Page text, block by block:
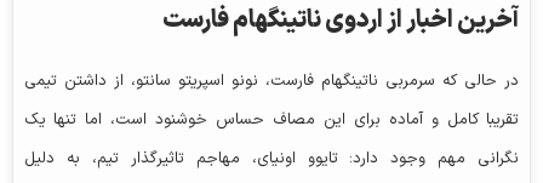
آخرین اخبار از اردوی ناتینگهام فارست
در حالی که سرمربی ناتینگهام فارست، نونو اسپریتو سانتو، از داشتن تیمی
تقریبا کامل و آماده برای این مصاف حساس خوشنود است، اما تنها یک
نگرانی مهم وجود دارد: تایوو اونیای، مهاجم تاثیرگذار تیم، به دلیل